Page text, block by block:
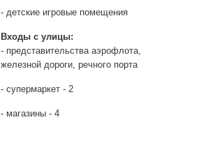
- детские игровые помещения
Входы с улицы:
- представительства аэрофлота,
железной дороги, речного порта
- супермаркет - 2
- магазины - 4